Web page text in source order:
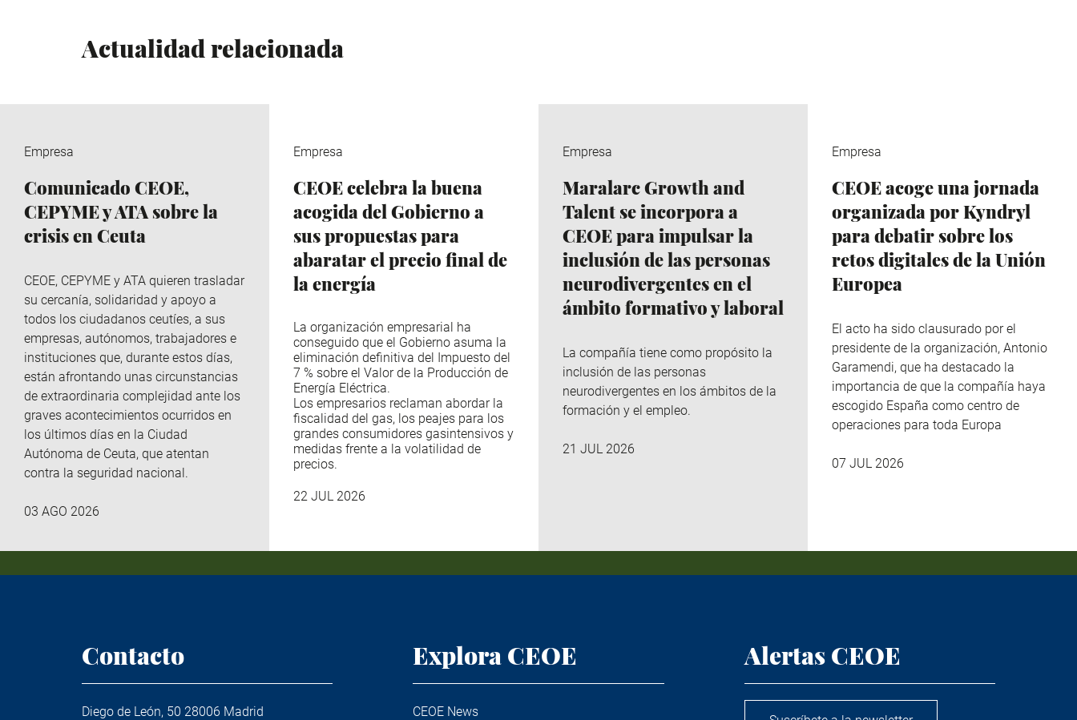
Actualidad relacionada
Empresa
Comunicado CEOE,
CEPYME y ATA sobre la
crisis en Ceuta
CEOE, CEPYME y ATA quieren trasladar
su cercanía, solidaridad y apoyo a
todos los ciudadanos ceutíes, a sus
empresas, autónomos, trabajadores e
instituciones que, durante estos días,
están afrontando unas circunstancias
de extraordinaria complejidad ante los
graves acontecimientos ocurridos en
los últimos días en la Ciudad
Autónoma de Ceuta, que atentan
contra la seguridad nacional.
03 AGO 2026
Empresa
CEOE celebra la buena
acogida del Gobierno a
sus propuestas para
abaratar el precio final de
la energía
La organización empresarial ha
conseguido que el Gobierno asuma la
eliminación definitiva del Impuesto del
7 % sobre el Valor de la Producción de
Energía Eléctrica.
Los empresarios reclaman abordar la
fiscalidad del gas, los peajes para los
grandes consumidores gasintensivos y
medidas frente a la volatilidad de
precios.
22 JUL 2026
Empresa
Maralarc Growth and
Talent se incorpora a
CEOE para impulsar la
inclusión de las personas
neurodivergentes en el
ámbito formativo y laboral
La compañía tiene como propósito la
inclusión de las personas
neurodivergentes en los ámbitos de la
formación y el empleo.
21 JUL 2026
Empresa
CEOE acoge una jornada
organizada por Kyndryl
para debatir sobre los
retos digitales de la Unión
Europea
El acto ha sido clausurado por el
presidente de la organización, Antonio
Garamendi, que ha destacado la
importancia de que la compañía haya
escogido España como centro de
operaciones para toda Europa
07 JUL 2026
Contacto
Diego de León, 50 28006 Madrid
Explora CEOE
CEOE News
Alertas CEOE